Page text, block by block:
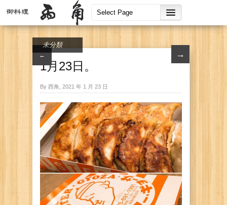
← →
未分類
1月23日。
By 西角, 2021 年 1 月 23 日